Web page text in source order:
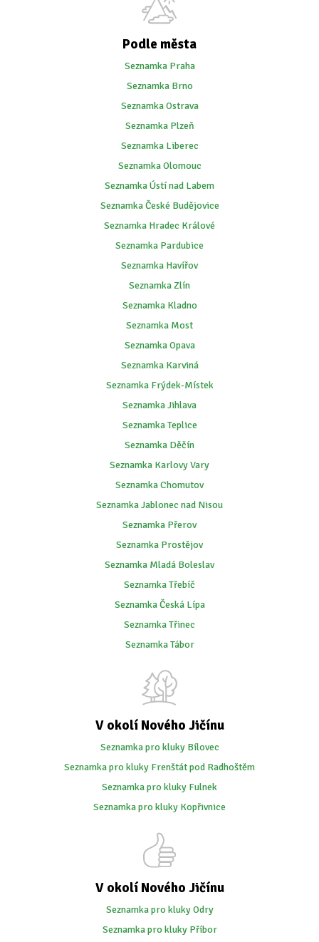
Podle města
Seznamka Praha
Seznamka Brno
Seznamka Ostrava
Seznamka Plzeň
Seznamka Liberec
Seznamka Olomouc
Seznamka Ústí nad Labem
Seznamka České Budějovice
Seznamka Hradec Králové
Seznamka Pardubice
Seznamka Havířov
Seznamka Zlín
Seznamka Kladno
Seznamka Most
Seznamka Opava
Seznamka Karviná
Seznamka Frýdek-Místek
Seznamka Jihlava
Seznamka Teplice
Seznamka Děčín
Seznamka Karlovy Vary
Seznamka Chomutov
Seznamka Jablonec nad Nisou
Seznamka Přerov
Seznamka Prostějov
Seznamka Mladá Boleslav
Seznamka Třebíč
Seznamka Česká Lípa
Seznamka Třinec
Seznamka Tábor
V okolí Nového Jičínu
Seznamka pro kluky Bílovec
Seznamka pro kluky Frenštát pod Radhoštěm
Seznamka pro kluky Fulnek
Seznamka pro kluky Kopřivnice
V okolí Nového Jičínu
Seznamka pro kluky Odry
Seznamka pro kluky Příbor